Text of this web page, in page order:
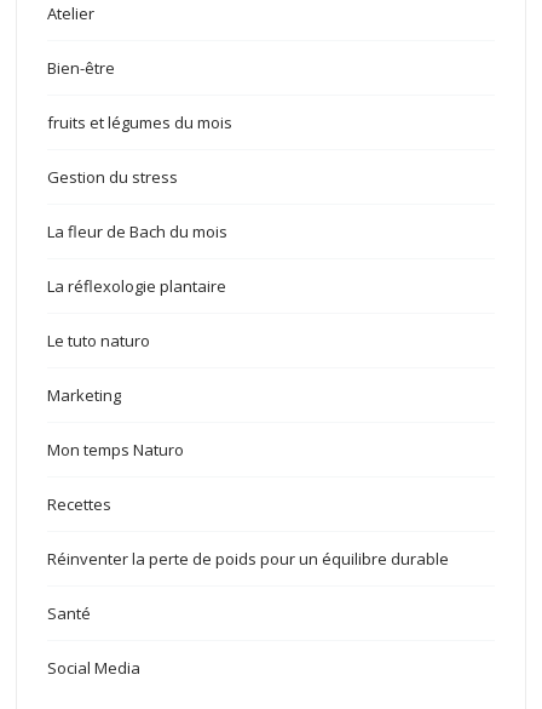
Atelier
Bien-être
fruits et légumes du mois
Gestion du stress
La fleur de Bach du mois
La réflexologie plantaire
Le tuto naturo
Marketing
Mon temps Naturo
Recettes
Réinventer la perte de poids pour un équilibre durable
Santé
Social Media